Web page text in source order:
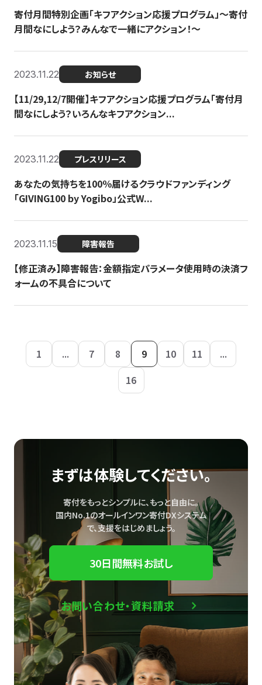
寄付月間特別企画「キフアクション応援プログラム」〜寄付
月間なにしよう？みんなで一緒にアクション！〜
2023.11.22 お知らせ
【11/29,12/7開催】キフアクション応援プログラム「寄付月
間なにしよう？いろんなキフアクション...
2023.11.22 プレスリリース
あなたの気持ちを100％届けるクラウドファンディング
「GIVING100 by Yogibo」公式W...
2023.11.15 障害報告
【修正済み】障害報告：金額指定パラメータ使用時の決済フ
ォームの不具合について
1 ... 7 8 9 10 11
...
16
まずは体験してください。
寄付をもっとシンプルに、もっと自由に。
国内No.1のオールインワン寄付DXシステム
で、支援をはじめましょう。
30日間無料お試し
お問い合わせ・資料請求